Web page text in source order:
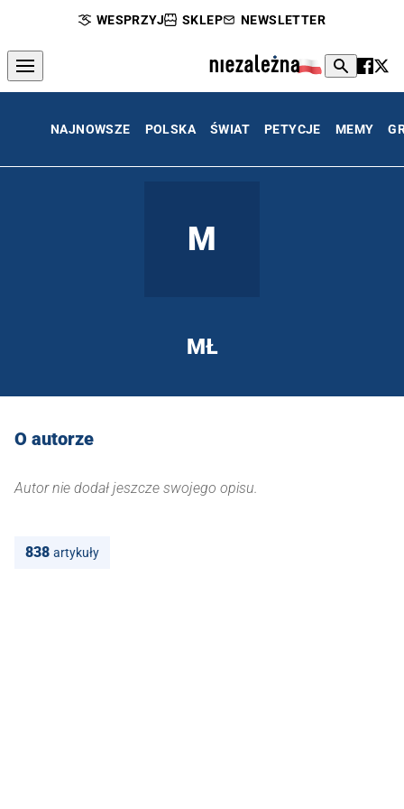
WESPRZYJ SKLEP NEWSLETTER
NAJNOWSZE POLSKA ŚWIAT PETYCJE MEMY
M
MŁ
O autorze
Autor nie dodał jeszcze swojego opisu.
838 artykuły